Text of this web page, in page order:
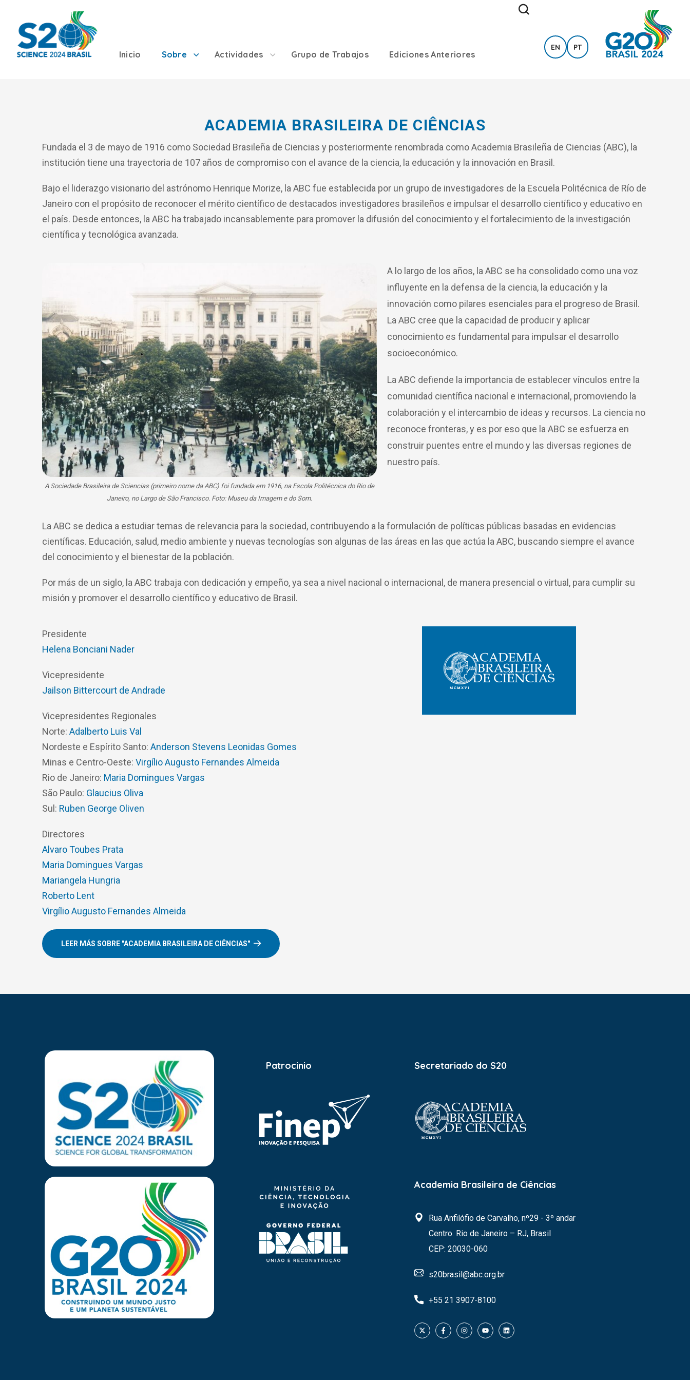
Inicio Sobre Actividades Grupo de Trabajos Ediciones Anteriores
EN PT
ACADEMIA BRASILEIRA DE CIÊNCIAS
Fundada el 3 de mayo de 1916 como Sociedad Brasileña de Ciencias y posteriormente renombrada como Academia Brasileña de Ciencias (ABC), la
institución tiene una trayectoria de 107 años de compromiso con el avance de la ciencia, la educación y la innovación en Brasil.
Bajo el liderazgo visionario del astrónomo Henrique Morize, la ABC fue establecida por un grupo de investigadores de la Escuela Politécnica de Río de
Janeiro con el propósito de reconocer el mérito científico de destacados investigadores brasileños e impulsar el desarrollo científico y educativo en
el país. Desde entonces, la ABC ha trabajado incansablemente para promover la difusión del conocimiento y el fortalecimiento de la investigación
científica y tecnológica avanzada.
A Sociedade Brasileira de Sciencias (primeiro nome da ABC) foi fundada em 1916, na Escola Politécnica do Rio de
Janeiro, no Largo de São Francisco. Foto: Museu da Imagem e do Som.
A lo largo de los años, la ABC se ha consolidado como una voz
influyente en la defensa de la ciencia, la educación y la
innovación como pilares esenciales para el progreso de Brasil.
La ABC cree que la capacidad de producir y aplicar
conocimiento es fundamental para impulsar el desarrollo
socioeconómico.
La ABC defiende la importancia de establecer vínculos entre la
comunidad científica nacional e internacional, promoviendo la
colaboración y el intercambio de ideas y recursos. La ciencia no
reconoce fronteras, y es por eso que la ABC se esfuerza en
construir puentes entre el mundo y las diversas regiones de
nuestro país.
La ABC se dedica a estudiar temas de relevancia para la sociedad, contribuyendo a la formulación de políticas públicas basadas en evidencias
científicas. Educación, salud, medio ambiente y nuevas tecnologías son algunas de las áreas en las que actúa la ABC, buscando siempre el avance
del conocimiento y el bienestar de la población.
Por más de un siglo, la ABC trabaja con dedicación y empeño, ya sea a nivel nacional o internacional, de manera presencial o virtual, para cumplir su
misión y promover el desarrollo científico y educativo de Brasil.
Presidente
Helena Bonciani Nader
Vicepresidente
Jailson Bittercourt de Andrade
Vicepresidentes Regionales
Norte: Adalberto Luis Val
Nordeste e Espírito Santo: Anderson Stevens Leonidas Gomes
Minas e Centro-Oeste: Virgílio Augusto Fernandes Almeida
Rio de Janeiro: Maria Domingues Vargas
São Paulo: Glaucius Oliva
Sul: Ruben George Oliven
Directores
Alvaro Toubes Prata
Maria Domingues Vargas
Mariangela Hungria
Roberto Lent
Virgílio Augusto Fernandes Almeida
LEER MÁS SOBRE "ACADEMIA BRASILEIRA DE CIÊNCIAS"
Patrocinio Secretariado do S20
Academia Brasileira de Ciências
Rua Anfilófio de Carvalho, nº29 - 3º andar
Centro. Rio de Janeiro – RJ, Brasil
CEP: 20030-060
s20brasil@abc.org.br
+55 21 3907-8100